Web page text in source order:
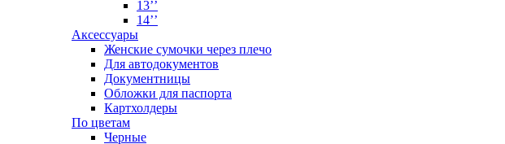
13’’
14’’
Аксессуары
Женские сумочки через плечо
Для автодокументов
Документницы
Обложки для паспорта
Картхолдеры
По цветам
Черные